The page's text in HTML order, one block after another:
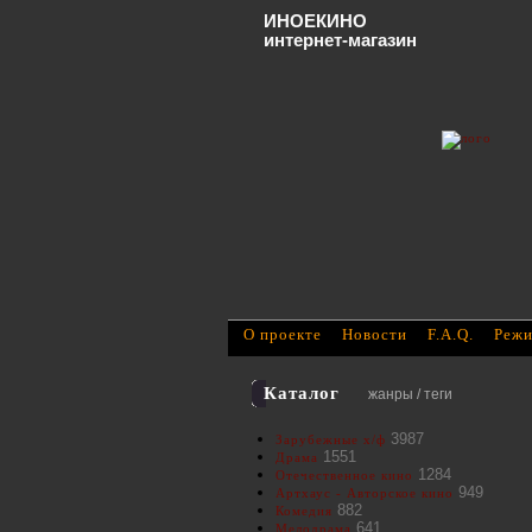
Каталог жанры / теги
Зарубежные х/ф 3987
Драма 1551
Отечественное кино 1284
Артхаус - Авторское кино 949
Комедия 882
Мелодрама 641
О проекте Новости F.A.Q.
ИНОЕКИНО
интернет-магазин